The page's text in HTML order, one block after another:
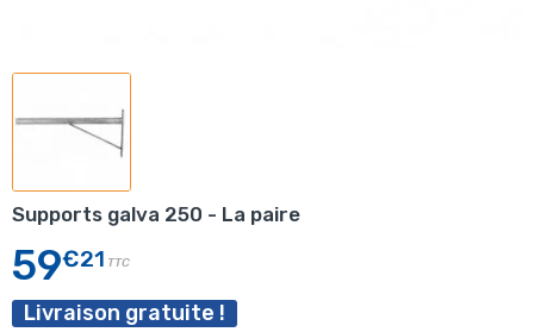
Supports galva 250 - La paire
59€21 TTC
Livraison gratuite !